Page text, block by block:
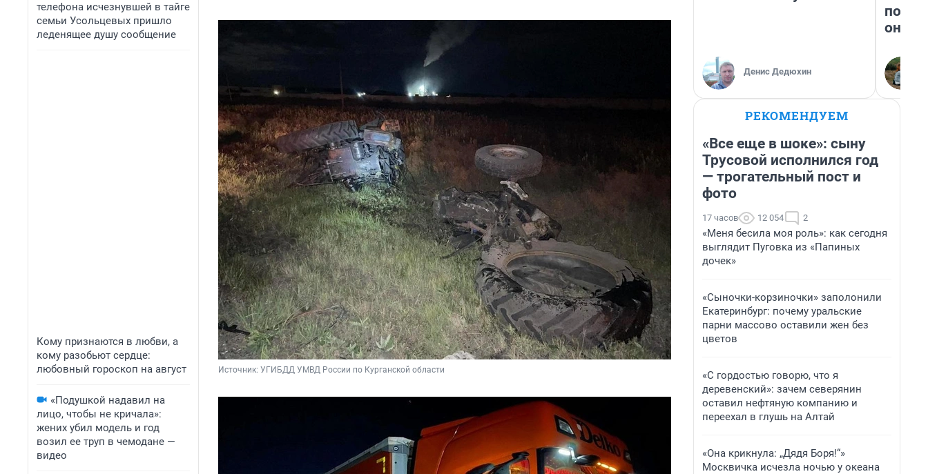
телефона исчезнувшей в тайге
семьи Усольцевых пришло
леденящее душу сообщение
Кому признаются в любви, а
кому разобьют сердце:
любовный гороскоп на август
«Подушкой надавил на
лицо, чтобы не кричала»:
жених убил модель и год
возил ее труп в чемодане —
видео
Источник: УГИБДД УМВД России по Курганской области
Денис Дедюхин
они
РЕКОМЕНДУЕМ
«Все еще в шоке»: сыну
Трусовой исполнился год
— трогательный пост и
фото
17 часов 12 054 2
«Меня бесила моя роль»: как сегодня
выглядит Пуговка из «Папиных
дочек»
«Сыночки-корзиночки» заполонили
Екатеринбург: почему уральские
парни массово оставили жен без
цветов
«С гордостью говорю, что я
деревенский»: зачем северянин
оставил нефтяную компанию и
переехал в глушь на Алтай
«Она крикнула: „Дядя Боря!“»
Москвичка исчезла ночью у океана